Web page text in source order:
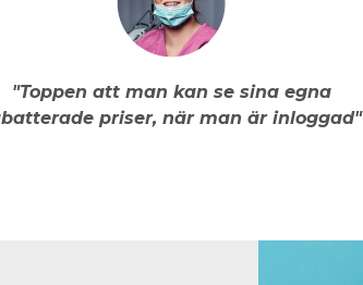
"Toppen att man kan se sina egna
priser, när man är inloggad"